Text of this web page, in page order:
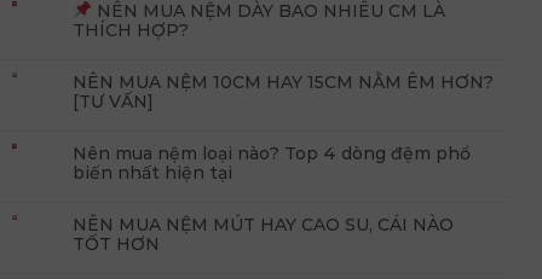
NÊN MUA NỆM DÀY BAO NHIÊU CM LÀ
THÍCH HỢP?
NÊN MUA NỆM 10CM HAY 15CM NẰM ÊM HƠN?
[TƯ VẤN]
Nên mua nệm loại nào? Top 4 dòng đệm phổ
biến nhất hiện tại
NÊN MUA NỆM MÚT HAY CAO SU, CÁI NÀO
TỐT HƠN